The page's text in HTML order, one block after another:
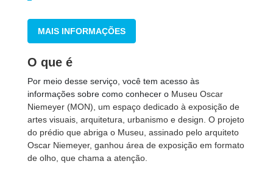
MAIS INFORMAÇÕES
O que é
Por meio desse serviço, você tem acesso às
informações sobre como conhecer o Museu Oscar
Niemeyer (MON), um espaço dedicado à exposição de
artes visuais, arquitetura, urbanismo e design. O projeto
do prédio que abriga o Museu, assinado pelo arquiteto
Oscar Niemeyer, ganhou área de exposição em formato
de olho, que chama a atenção.